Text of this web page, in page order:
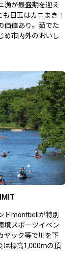
漁が最盛期を迎え
目玉はカニまき！
価値あり。茹でた
め市内外のおいし
ドmontbellが特別
境スポーツイベン
ヤック等で川を下
は標高1,000mの頂